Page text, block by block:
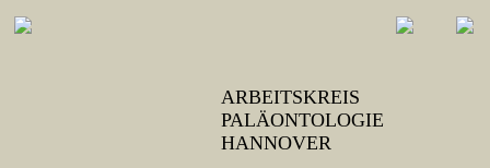
ARBEITSKREIS
PALÄONTOLOGIE
HANNOVER